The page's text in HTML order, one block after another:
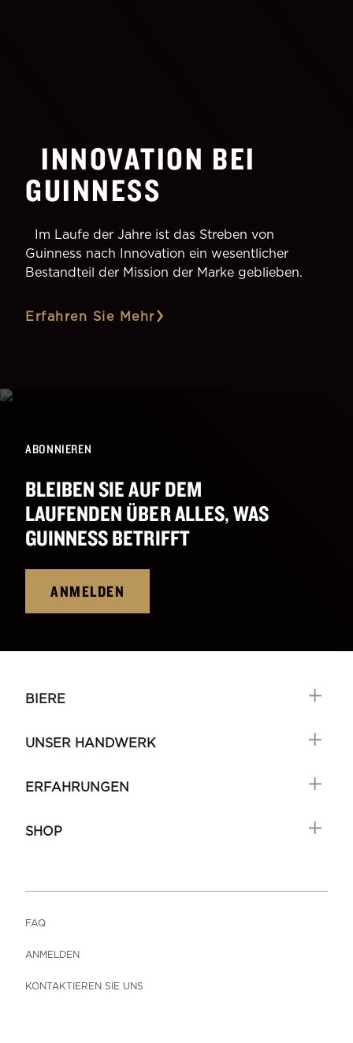
INNOVATION BEI
GUINNESS
Im Laufe der Jahre ist das Streben von
Guinness nach Innovation ein wesentlicher
Bestandteil der Mission der Marke geblieben.
Erfahren Sie Mehr
ABONNIEREN
BLEIBEN SIE AUF DEM
LAUFENDEN ÜBER ALLES, WAS
GUINNESS BETRIFFT
ANMELDEN
BIERE
UNSER HANDWERK
ERFAHRUNGEN
SHOP
FAQ
ANMELDEN
KONTAKTIEREN SIE UNS